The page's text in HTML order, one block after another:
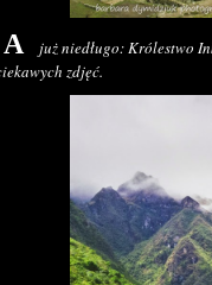
A
już niedługo: Królestwo
zdjęć.